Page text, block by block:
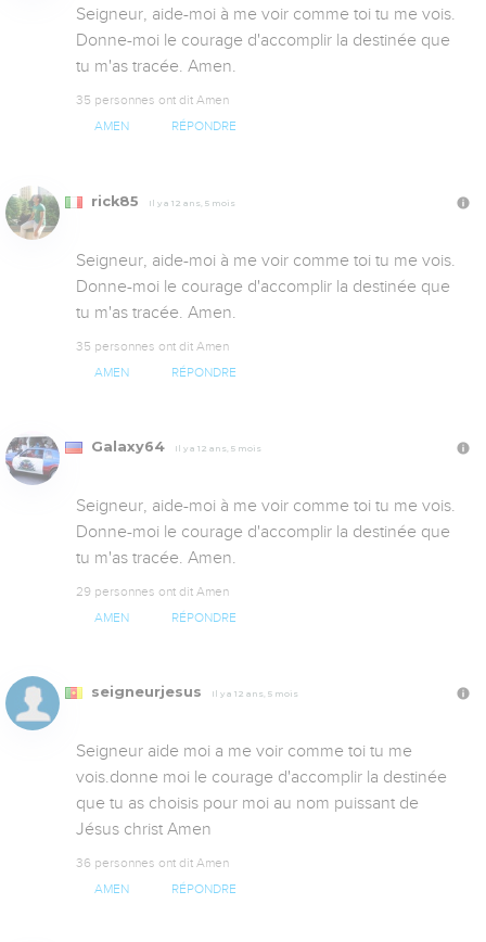
Seigneur, aide-moi à me voir comme toi tu me vois.
Donne-moi le courage d'accomplir la destinée que
tu m'as tracée. Amen.
35 personnes ont dit Amen
AMEN RÉPONDRE
rick85 Il y a 12 ans, 5 mois
Seigneur, aide-moi à me voir comme toi tu me vois.
Donne-moi le courage d'accomplir la destinée que
tu m'as tracée. Amen.
35 personnes ont dit Amen
AMEN RÉPONDRE
Galaxy64 Il y a 12 ans, 5 mois
Seigneur, aide-moi à me voir comme toi tu me vois.
Donne-moi le courage d'accomplir la destinée que
tu m'as tracée. Amen.
29 personnes ont dit Amen
AMEN RÉPONDRE
seigneurjesus Il y a 12 ans, 5 mois
Seigneur aide moi a me voir comme toi tu me
vois.donne moi le courage d'accomplir la destinée
que tu as choisis pour moi au nom puissant de
Jésus christ Amen
36 personnes ont dit Amen
AMEN RÉPONDRE